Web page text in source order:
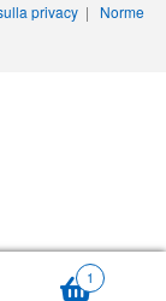
1
privacy | Norme